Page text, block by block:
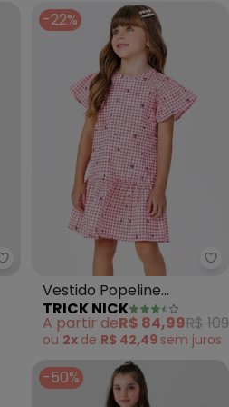
Malwee Kids - Vestido (Rosa
-22%
Vestido Popeline
Estampado (Rosa)
TRICK NICK
A partir deR$ 84,99R$
ou 2x de R$ 42,49 sem juros
-50%